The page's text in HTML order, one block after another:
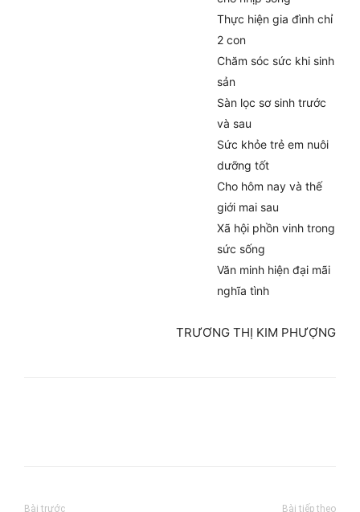
Thực hiện gia đình chỉ
2 con
Chăm sóc sức khi sinh
sản
Sàn lọc sơ sinh trước
và sau
Sức khỏe trẻ em nuôi
dưỡng tốt
Cho hôm nay và thế
giới mai sau
Xã hội phồn vinh trong
sức sống
Văn minh hiện đại mãi
nghĩa tình
TRƯƠNG THỊ KIM PHƯỢNG
Bài trước Bài tiếp theo